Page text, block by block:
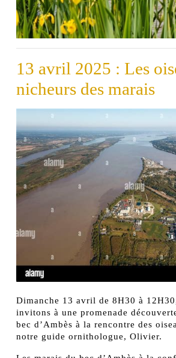
13 avril 2025 : Les
nicheurs des marais
Dimanche 13 avril de 8H30 à
invitons à une promenade
bec d’Ambès à la rencontre des
notre guide ornithologue, Olivier.